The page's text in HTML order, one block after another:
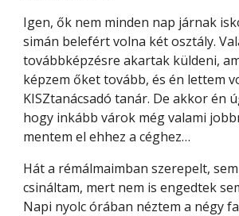
Igen, ők nem minden nap járnak
simán belefért volna két osztály.
továbbképzésre akartak küldeni,
képzem őket tovább, és én lettem
KISZtanácsadó tanár. De akkor én
hogy inkább várok még valami
mentem el ehhez a céghez…
Hát a rémálmaimban szerepelt,
csináltam, mert nem is engedtek
Napi nyolc órában néztem a négy